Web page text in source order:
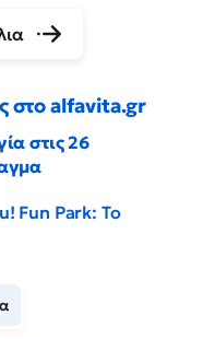
στο alfavita.gr
στις 26
Fun Park: Το